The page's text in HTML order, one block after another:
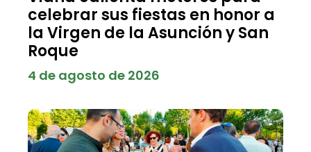
celebrar sus fiestas en honor a
la Virgen de la Asunción y San
Roque
4 de agosto de 2026